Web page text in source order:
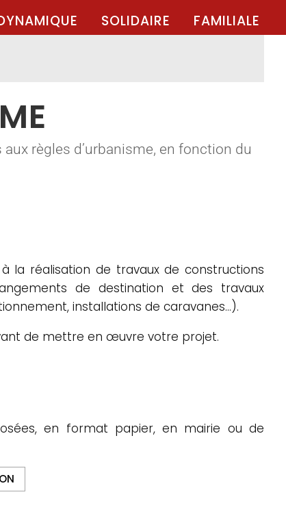
SOLIDAIRE FAMILIALE
règles d’urbanisme, en fonction du
la réalisation de travaux de constructions
de destination et des travaux
installations de caravanes…).
de mettre en œuvre votre projet.
en format papier, en mairie ou de